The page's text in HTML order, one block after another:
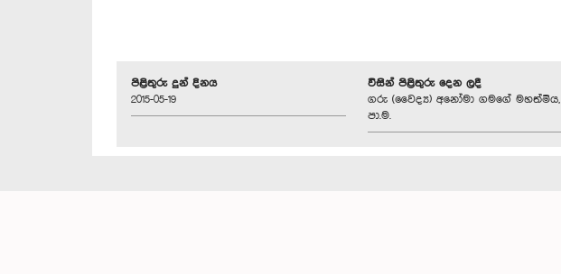
පිළිතුරු දුන් දිනය
2015-05-19
විසින් පිළිතුරු දෙන ලදී
ගරු (වෛද්‍ය) අනෝමා ගමගේ මහත්මිය,
පා.ම.